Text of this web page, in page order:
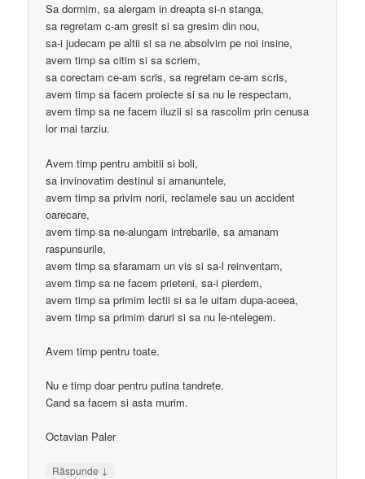
Sa dormim, sa alergam in dreapta si-n stanga,
sa regretam c-am gresit si sa gresim din nou,
sa-i judecam pe altii si sa ne absolvim pe noi insine,
avem timp sa citim si sa scriem,
sa corectam ce-am scris, sa regretam ce-am scris,
avem timp sa facem proiecte si sa nu le respectam,
avem timp sa ne facem iluzii si sa rascolim prin cenusa
lor mai tarziu.
Avem timp pentru ambitii si boli,
sa invinovatim destinul si amanuntele,
avem timp sa privim norii, reclamele sau un accident
oarecare,
avem timp sa ne-alungam intrebarile, sa amanam
raspunsurile,
avem timp sa sfaramam un vis si sa-l reinventam,
avem timp sa ne facem prieteni, sa-i pierdem,
avem timp sa primim lectii si sa le uitam dupa-aceea,
avem timp sa primim daruri si sa nu le-ntelegem.
Avem timp pentru toate.
Nu e timp doar pentru putina tandrete.
Cand sa facem si asta murim.
Octavian Paler
Răspunde ↓